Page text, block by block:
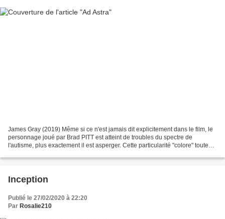
James Gray (2019) Même si ce n'est jamais dit explicitement dans le film, le
personnage joué par Brad PITT est atteint de troubles du spectre de
l'autisme, plus exactement il est asperger. Cette particularité "colore" toute
Inception
Publié le 27/02/2020 à 22:20
Par Rosalie210